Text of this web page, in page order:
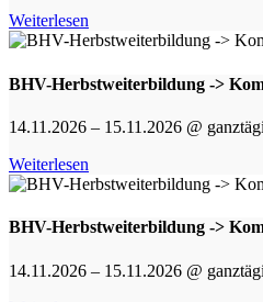
Weiterlesen
BHV-Herbstweiterbildung ->
14.11.2026 – 15.11.2026 @
Weiterlesen
BHV-Herbstweiterbildung ->
14.11.2026 – 15.11.2026 @